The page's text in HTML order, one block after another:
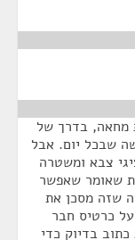
מחאה, בדרך של
שבכל יום. אבל
צבא ומשטרה
שאומר שאפשר
שזה מסכן את
כרטיס חבר
בדיוק כדי